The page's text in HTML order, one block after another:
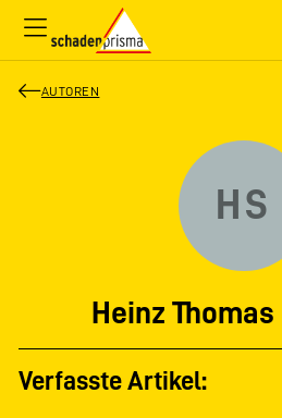
AUTOREN
HS
Heinz
Verfasste Artikel: